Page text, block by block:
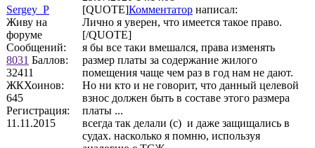
Sergey_P
Живу на
форуме
Сообщений:
8031 Баллов:
32411
ЖКХоинов:
645
Регистрация:
11.11.2015
[QUOTE]Комментатор написал:
Лично я уверен, что имеется такое право.
[/QUOTE]
я бы все таки вмешался, права изменять
размер платы за содержание жилого
помещения чаще чем раз в год нам не дают.
Но ни кто и не говорит, что данный целевой
взнос должен быть в составе этого размера
платы ...
всегда так делали (с) и даже защищались в
судах. насколько я помню, используя